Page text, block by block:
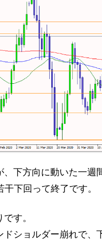
下方向に動いた一週
下回って終了です。
す。
ショルダー崩れで、